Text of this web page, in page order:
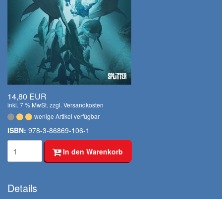
14,80 EUR
inkl. 7 % MwSt. zzgl. Versandkosten
wenige Artikel verfügbar
ISBN: 978-3-86869-106-1
In den Warenkorb
Details